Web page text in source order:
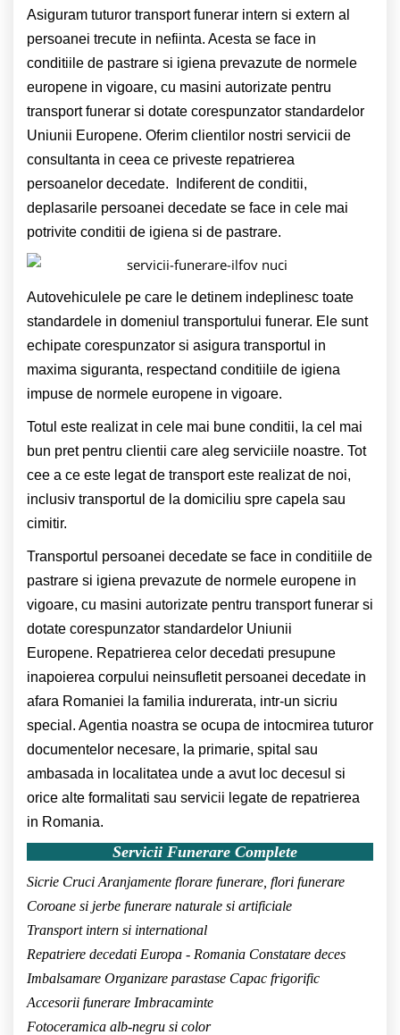
Asiguram tuturor transport funerar intern si extern al
persoanei trecute in nefiinta. Acesta se face in
conditiile de pastrare si igiena prevazute de normele
europene in vigoare, cu masini autorizate pentru
transport funerar si dotate corespunzator standardelor
Uniunii Europene. Oferim clientilor nostri servicii de
consultanta in ceea ce priveste repatrierea
persoanelor decedate. Indiferent de conditii,
deplasarile persoanei decedate se face in cele mai
potrivite conditii de igiena si de pastrare.
Autovehiculele pe care le detinem indeplinesc toate
standardele in domeniul transportului funerar. Ele sunt
echipate corespunzator si asigura transportul in
maxima siguranta, respectand conditiile de igiena
impuse de normele europene in vigoare.
Totul este realizat in cele mai bune conditii, la cel mai
bun pret pentru clientii care aleg serviciile noastre. Tot
cee a ce este legat de transport este realizat de noi,
inclusiv transportul de la domiciliu spre capela sau
cimitir.
Transportul persoanei decedate se face in conditiile de
pastrare si igiena prevazute de normele europene in
vigoare, cu masini autorizate pentru transport funerar si
dotate corespunzator standardelor Uniunii
Europene. Repatrierea celor decedati presupune
inapoierea corpului neinsufletit persoanei decedate in
afara Romaniei la familia indurerata, intr-un sicriu
special. Agentia noastra se ocupa de intocmirea tuturor
documentelor necesare, la primarie, spital sau
ambasada in localitatea unde a avut loc decesul si
orice alte formalitati sau servicii legate de repatrierea
in Romania.
Servicii Funerare Complete
Sicrie Cruci Aranjamente florare funerare, flori funerare
Coroane si jerbe funerare naturale si artificiale
Transport intern si international
Repatriere decedati Europa - Romania Constatare deces
Imbalsamare Organizare parastase Capac frigorific
Accesorii funerare Imbracaminte
Fotoceramica alb-negru si color